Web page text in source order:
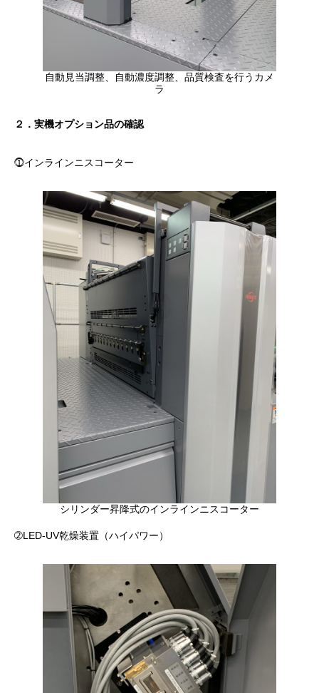
自動見当調整、自動濃度調整、品質検査を行うカメ
ラ
２．実機オプション品の確認
⓵インラインニスコーター
シリンダー昇降式のインラインニスコーター
➁LED-UV乾燥装置（ハイパワー）